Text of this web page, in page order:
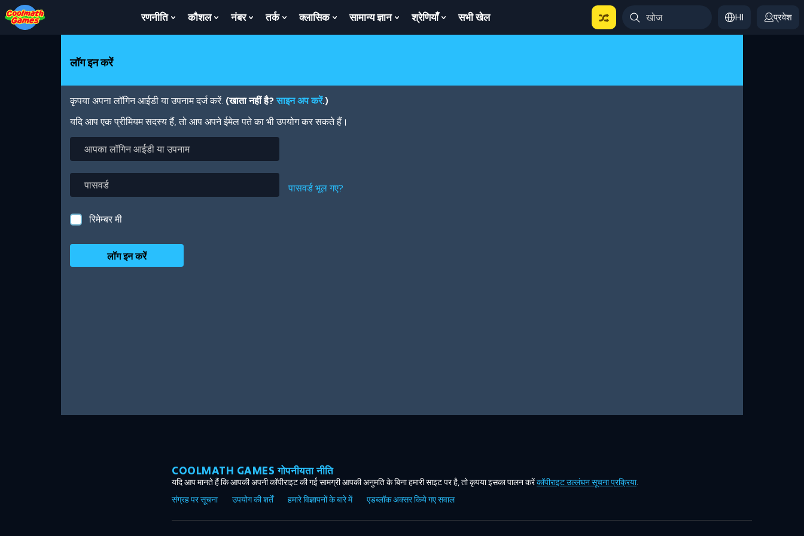
Skip
to
Top
Skip
to
Navigation
Skip
to
Main
Skip
to
Footer
Skip
to
main
रणनीति
Show
Submenu
कौशल
Show
Submenu
नंबर
Show
Submenu
तर्क
Show
Submenu
क्लासिक
Show
Submenu
सामान्य ज्ञान
Show
Submenu
श्रेणियाँ
Show
Submenu
सभी खेल HI प्रवेश
लॉग इन करें
कृपया अपना लॉगिन आईडी या उपनाम दर्ज करें. (खाता नहीं है?साइन अप करें.)
यदि आप एक प्रीमियम सदस्य हैं, तो आप अपने ईमेल पते का भी उपयोग कर सकते हैं।
लॉगिन
या
उपनाम
पासवर्ड भूल गए?
रिमेम्बर मी
COOLMATH GAMES गोपनीयता नीति
यदि आप मानते हैं कि आपकी अपनी कॉपीराइट की गई सामग्री आपकी अनुमति के बिना हमारी साइट पर है, तो कृपया इसका पालन करेंकॉपीराइट उल्लंघन सूचना प्रक्रिया.
संग्रह पर सूचना
उपयोग की शर्तें हमारे विज्ञापनों के बारे में एडब्लॉक अक्सर किये गए सवाल